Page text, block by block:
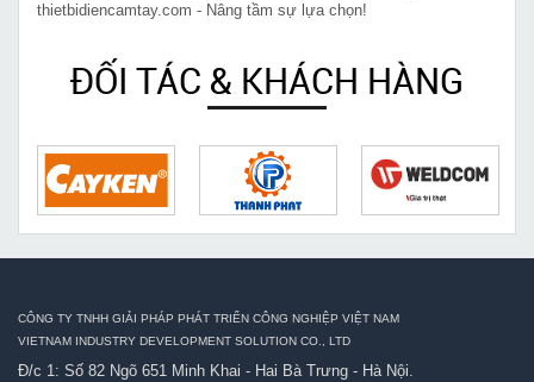
thietbidiencamtay.com - Nâng tầm sự lựa chọn!
ĐỐI TÁC & KHÁCH HÀNG
CÔNG TY TNHH GIẢI PHÁP PHÁT TRIỂN CÔNG NGHIỆP VIỆT NAM
VIETNAM INDUSTRY DEVELOPMENT SOLUTION CO., LTD
Đ/c 1: Số 82 Ngõ 651 Minh Khai - Hai Bà Trưng - Hà Nội.